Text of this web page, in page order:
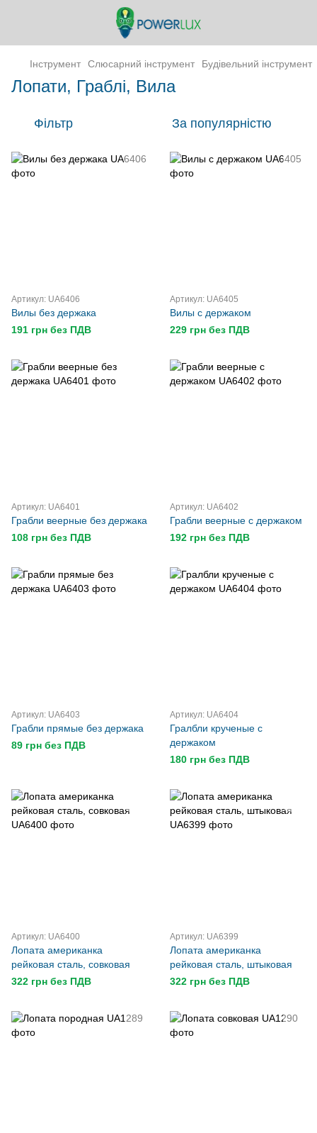
Інструмент Слюсарний інструмент Будівельний інструмент
Лопати, Граблі, Вила
Фільтр За популярністю
Артикул: UA6406
Вилы без держака
191 грн без ПДВ
Артикул: UA6405
Вилы с держаком
229 грн без ПДВ
Артикул: UA6401
Грабли веерные без держака
108 грн без ПДВ
Артикул: UA6402
Грабли веерные с держаком
192 грн без ПДВ
Артикул: UA6403
Грабли прямые без держака
89 грн без ПДВ
Артикул: UA6404
Гралбли крученые с
держаком
180 грн без ПДВ
Артикул: UA6400
Лопата американка
рейковая сталь, совковая
322 грн без ПДВ
Артикул: UA6399
Лопата американка
рейковая сталь, штыковая
322 грн без ПДВ